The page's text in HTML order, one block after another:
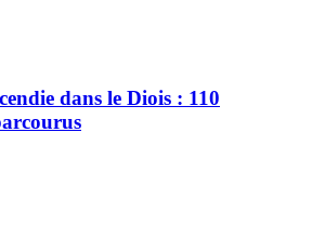
dans le Diois : 110